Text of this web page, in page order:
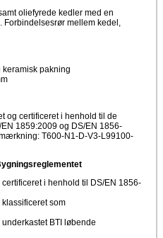
oliefyrede kedler med en
Forbindelsesrør mellem kedel,
keramisk pakning
og certificeret i henhold til de
1859:2009 og DS/EN 1856-
T600-N1-D-V3-L99100-
i henhold til DS/EN 1856-
som
BTI løbende